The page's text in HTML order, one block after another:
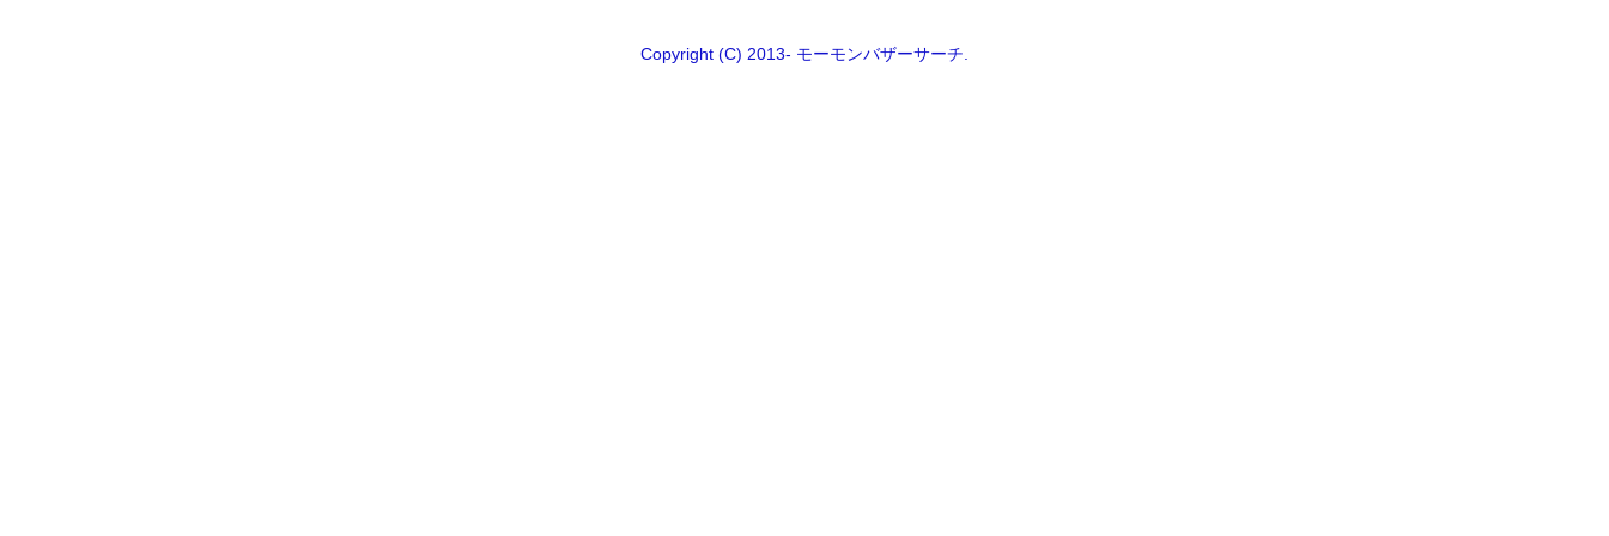
Copyright (C) 2013- モーモンバザーサーチ.